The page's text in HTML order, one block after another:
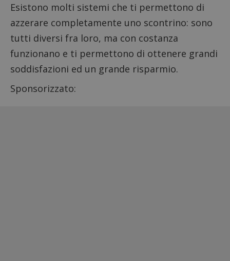
Esistono molti sistemi che ti permettono di
azzerare completamente uno scontrino: sono
tutti diversi fra loro, ma con costanza
funzionano e ti permettono di ottenere grandi
soddisfazioni ed un grande risparmio.
Sponsorizzato: